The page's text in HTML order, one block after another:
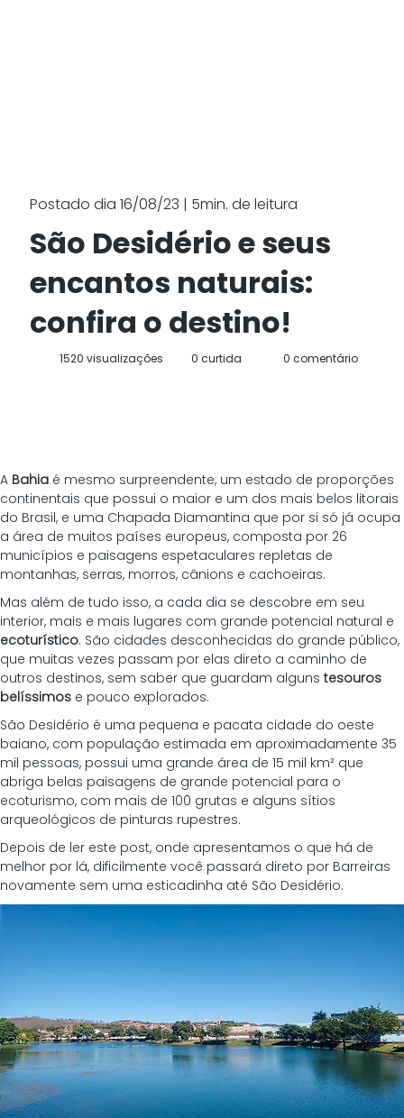
Postado dia 16/08/23 | 5min. de leitura
São Desidério e seus
encantos naturais:
confira o destino!
0 comentário
0 curtida
1520 visualizações
A Bahia é mesmo surpreendente, um estado de proporções
continentais que possui o maior e um dos mais belos litorais
do Brasil, e uma Chapada Diamantina que por si só já ocupa
a área de muitos países europeus, composta por 26
municípios e paisagens espetaculares repletas de
montanhas, serras, morros, cânions e cachoeiras.
Mas além de tudo isso, a cada dia se descobre em seu
interior, mais e mais lugares com grande potencial natural e
ecoturístico. São cidades desconhecidas do grande público,
que muitas vezes passam por elas direto a caminho de
outros destinos, sem saber que guardam alguns tesouros
belíssimos e pouco explorados.
São Desidério é uma pequena e pacata cidade do oeste
baiano, com população estimada em aproximadamente 35
mil pessoas, possui uma grande área de 15 mil km² que
abriga belas paisagens de grande potencial para o
ecoturismo, com mais de 100 grutas e alguns sítios
arqueológicos de pinturas rupestres.
Depois de ler este post, onde apresentamos o que há de
melhor por lá, dificilmente você passará direto por Barreiras
novamente sem uma esticadinha até São Desidério.